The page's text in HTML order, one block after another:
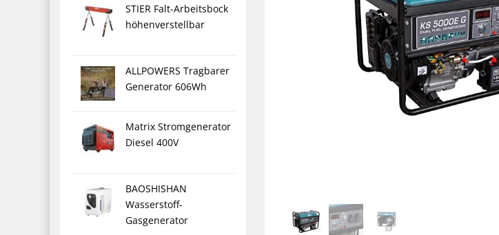
STIER Falt-Arbeitsbock
höhenverstellbar
ALLPOWERS Tragbarer
Generator 606Wh
Matrix Stromgenerator
Diesel 400V
BAOSHISHAN
Wasserstoff-
Gasgenerator